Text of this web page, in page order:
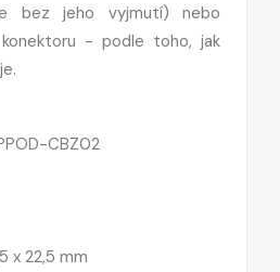
bez jeho vyjmutí) nebo
- podle toho, jak
CBZ02
x 22,5 mm